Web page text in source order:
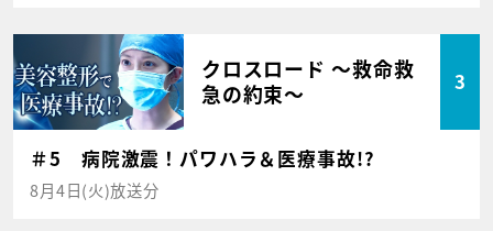
クロスロード ～救命救
急の約束～
3
＃5 病院激震！パワハラ＆医療事故!?
8月4日(火)放送分